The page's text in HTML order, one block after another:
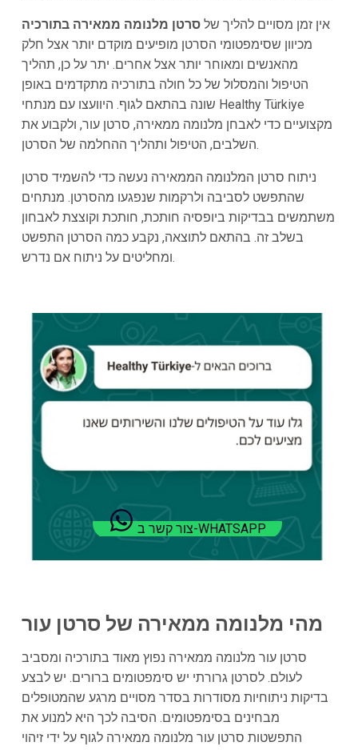
אין זמן מסויים להליך שלסרטן מלנומה ממאירה בתורכיה
מכיוון שסימפטומי הסרטן מופיעים מוקדם יותר אצל חלק
מהאנשים ומאוחר יותר אצל אחרים. יתר על כן, תהליך
הטיפול והמסלול של כל חולה בתורכיה מתקדמים באופן
שונה בהתאם לגוף. היוועצו עם מנתחי Healthy Türkiye
מקצועיים כדי לאבחן מלנומה ממאירה, סרטן עור, ולקבוע את
השלבים, הטיפול ותהליך ההחלמה של הסרטן.
ניתוח סרטן המלנומה הממאירה נעשה כדי להשמיד סרטן
שהתפשט לסביבה ולרקמות שנפגעו מהסרטן. מנתחים
משתמשים בבדיקות ביופסיה חותכת, חותכת וקוצצת לאבחון
בשלב זה. בהתאם לתוצאה, נקבע כמה הסרטן התפשט
ומחליטים על ניתוח אם נדרש.
צור קשר ב-WHATSAPP
מהי מלנומה ממאירה של סרטן עור
סרטן עור מלנומה ממאירה נפוץ מאוד בתורכיה ומסביב
לעולם. לסרטן גרורתי יש סימפטומים ברורים. יש לבצע
בדיקות ניתוחיות מסודרות בסדר מסויים מרגע שהמטופלים
מבחינים בסימפטומים. הסיבה לכך היא למנוע את
התפשטות סרטן עור מלנומה ממאירה לגוף על ידי זיהוי